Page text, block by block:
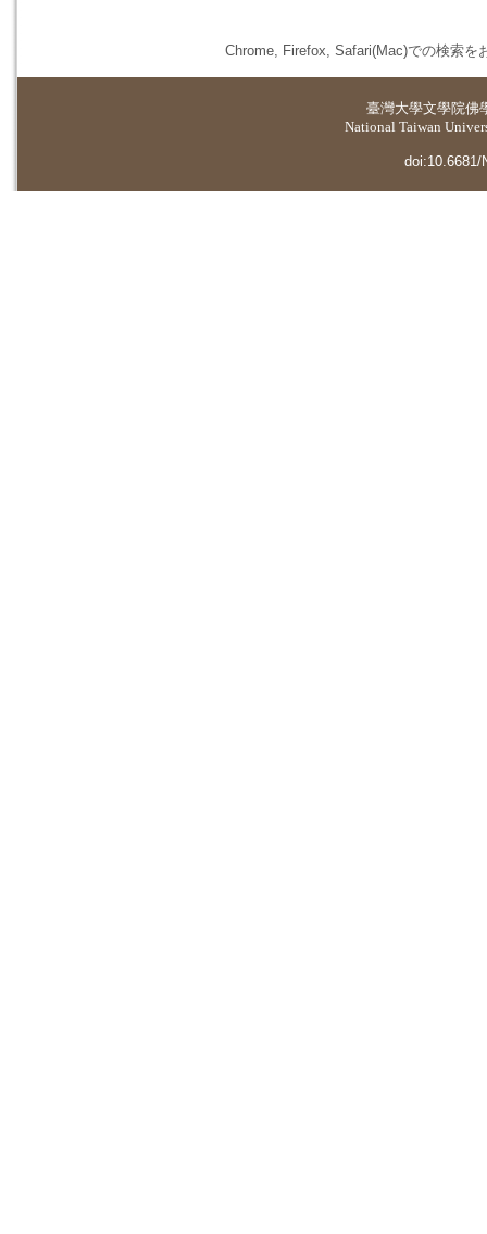
Chrome, Firefox, Safari(Mac)での検索を
臺灣大學文學院佛
National Taiwan
doi:10.6681/